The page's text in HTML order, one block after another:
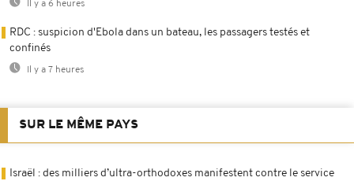
Il y a 6 heures
RDC : suspicion d'Ebola dans un bateau, les passagers testés et
confinés
Il y a 7 heures
SUR LE MÊME PAYS
Israël : des milliers d’ultra-orthodoxes manifestent contre le service